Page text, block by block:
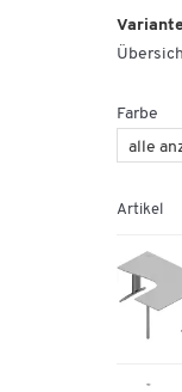
Farbe
Artikel